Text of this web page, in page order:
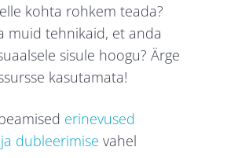
kohta rohkem teada?
muid tehnikaid, et anda
sisule hoogu? Ärge
kasutamata!
erinevused
dubleerimise vahel